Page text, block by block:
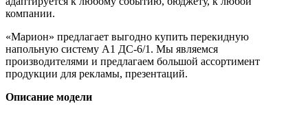
компании.
«Марион» предлагает выгодно купить перекидную
напольную систему А1 ДС-6/1. Мы являемся
производителями и предлагаем большой ассортимент
продукции для рекламы, презентаций.
Описание модели